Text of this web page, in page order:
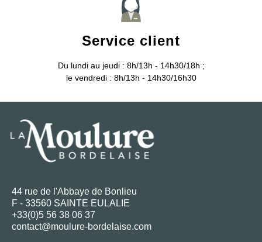
Service client
Du lundi au jeudi : 8h/13h - 14h30/18h ;
le vendredi : 8h/13h - 14h30/16h30
44 rue de l'Abbaye de Bonlieu
F - 33560 SAINTE EULALIE
+33(0)5 56 38 06 37
contact@moulure-bordelaise.com